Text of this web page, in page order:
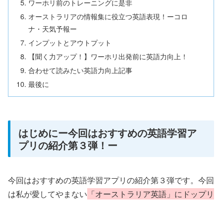
ワーホリ前のトレーニングに是非
オーストラリアの情報集に役立つ英語表現！ーコロ
ナ・天気予報ー
インプットとアウトプット
【聞く力アップ！】ワーホリ出発前に英語力向上！
合わせて読みたい英語力向上記事
最後に
はじめにー今回はおすすめの英語学習ア
プリの紹介第３弾！ー
今回はおすすめの英語学習アプリの紹介第３弾です。今回
は私が愛してやまない 「オーストラリア英語」にドップリ